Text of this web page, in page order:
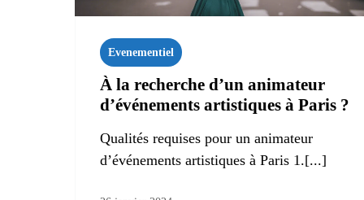
Evenementiel
À la recherche d’un animateur
d’événements artistiques à Paris ?
Qualités requises pour un animateur
d’événements artistiques à Paris 1.[...]